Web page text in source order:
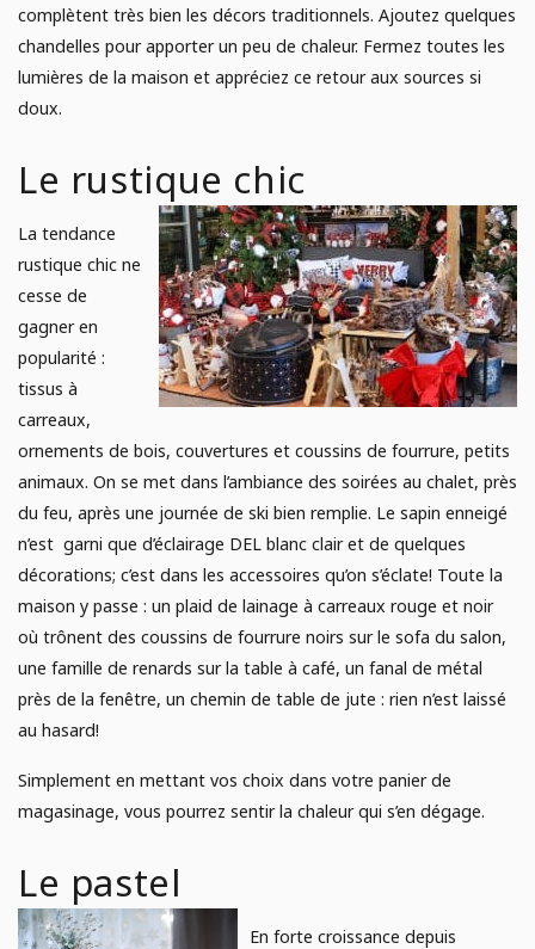
complètent très bien les décors traditionnels. Ajoutez quelques
chandelles pour apporter un peu de chaleur. Fermez toutes les
lumières de la maison et appréciez ce retour aux sources si
doux.
Le rustique chic
La tendance
rustique chic ne
cesse de
gagner en
popularité :
tissus à
carreaux,
ornements de bois, couvertures et coussins de fourrure, petits
animaux. On se met dans l’ambiance des soirées au chalet, près
du feu, après une journée de ski bien remplie. Le sapin enneigé
n’est garni que d’éclairage DEL blanc clair et de quelques
décorations; c’est dans les accessoires qu’on s’éclate! Toute la
maison y passe : un plaid de lainage à carreaux rouge et noir
où trônent des coussins de fourrure noirs sur le sofa du salon,
une famille de renards sur la table à café, un fanal de métal
près de la fenêtre, un chemin de table de jute : rien n’est laissé
au hasard!
Simplement en mettant vos choix dans votre panier de
magasinage, vous pourrez sentir la chaleur qui s’en dégage.
Le pastel
En forte croissance depuis